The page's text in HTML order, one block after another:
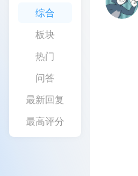
综合
板块
热门
问答
最新回复
最高评分